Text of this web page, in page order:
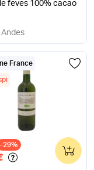
feves 100% cacao
France
-29% 0